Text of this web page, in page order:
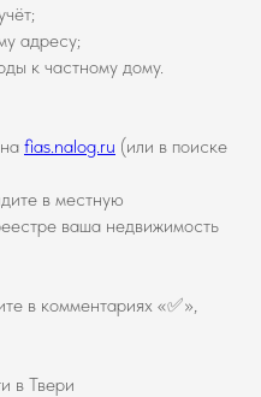
адресу;
к частному дому.
fias.nalog.ru (или в поиске
в местную
ваша недвижимость
в комментариях «✅»,
в Твери